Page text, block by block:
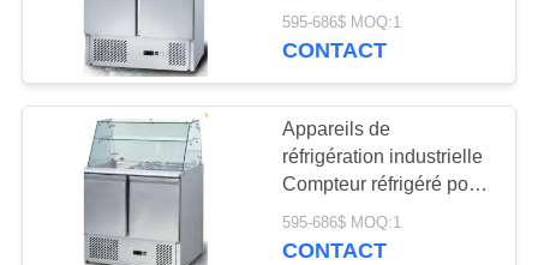
réfrigéré facile à nettoyer
pour salade
595-686$ MOQ:1
CONTACT
Appareils de
réfrigération industrielle
Compteur réfrigéré pour
salade avec les coins
polissés internes
595-686$ MOQ:1
CONTACT